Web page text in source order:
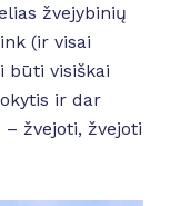
žvejybinių
(ir visai
būti visiškai
ir dar
žvejoti, žvejoti